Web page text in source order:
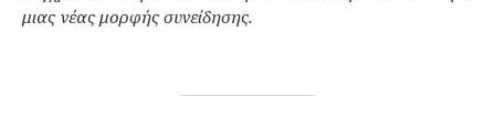
μιας νέας μορφής συνείδησης.